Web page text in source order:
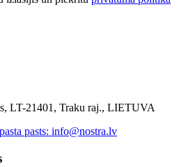
LT-21401, Traku raj., LIETUVA
pasts: info@nostra.lv